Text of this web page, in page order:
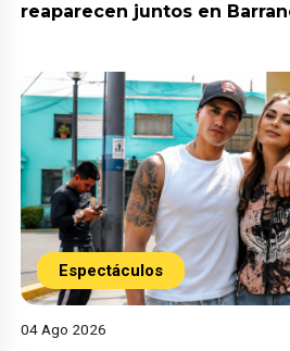
reaparecen juntos en
Espectáculos
04 Ago 2026